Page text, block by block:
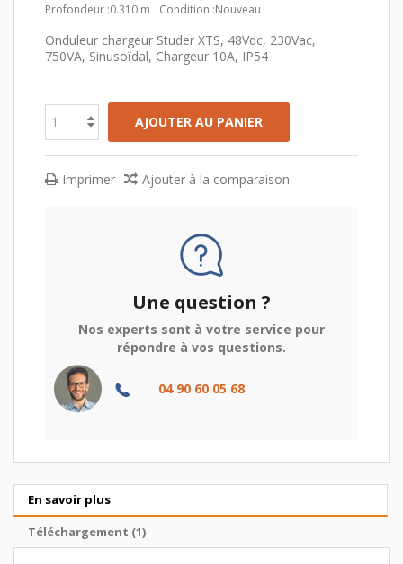
Profondeur :0.310 m Condition :Nouveau
Onduleur chargeur Studer XTS, 48Vdc, 230Vac,
750VA, Sinusoïdal, Chargeur 10A, IP54
AJOUTER AU PANIER
Imprimer Ajouter à la comparaison
Une question ?
Nos experts sont à votre service pour
répondre à vos questions.
04 90 60 05 68
En savoir plus
Téléchargement (1)